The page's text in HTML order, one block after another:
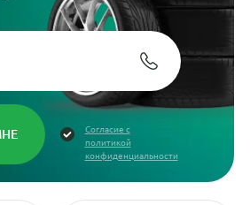
Согласие с
политикой
конфиденциальности